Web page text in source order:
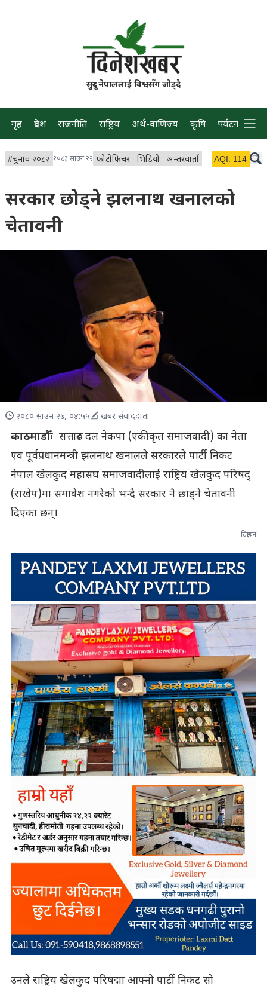
सुदूर नेपाललाई विश्वसँग जोड्दै
गृह प्रदेश राजनीति राष्ट्रिय अर्थ-वाणिज्य कृषि पर्यटन प्रवास
#चुनाव २०८२ २०८३ साउन २२ फोटोफिचर भिडियो अन्तरवार्ता विचार/ब्लग
AQI: 114
सरकार छोड्ने झलनाथ खनालको
चेतावनी
२०८० साउन २७, ०४:५५ खबर संवाददाता
काठमाडौँःसत्तारुढ दल नेकपा (एकीकृत समाजवादी) का नेता
एवं पूर्वप्रधानमन्त्री झलनाथ खनालले सरकारले पार्टी निकट
नेपाल खेलकुद महासंघ समाजवादीलाई राष्ट्रिय खेलकुद परिषद्
(राखेप)मा समावेश नगरेको भन्दै सरकार नै छाड्ने चेतावनी
दिएका छन्।
विज्ञापन
उनले राष्ट्रिय खेलकुद परिषद्मा आफ्नो पार्टी निकट सो